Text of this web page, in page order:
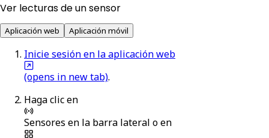
Ver lecturas de un sensor
Aplicación web Aplicación móvil
Inicie sesión en la aplicación web
(opens in new tab).
Haga clic en
Sensores en la barra lateral o en